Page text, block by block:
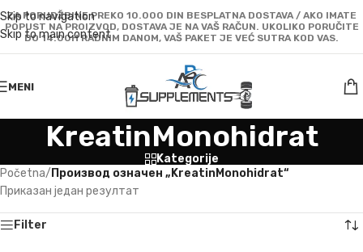
Skip to navigation
Skip to main content
ZA PORUDŽBINE PREKO 10.000 DIN BESPLATNA DOSTAVA / AKO IMATE
POPUST NA PROIZVOD, DOSTAVA JE NA VAŠ RAČUN. UKOLIKO PORUČITE
DO 14:00H RADNIM DANOM, VAŠ PAKET JE VEĆ SUTRA KOD VAS.
MENI
KreatinMonohidrat
Kategorije
Početna/ Производ oзначен „KreatinMonohidrat“
Приказан један резултат
Filter